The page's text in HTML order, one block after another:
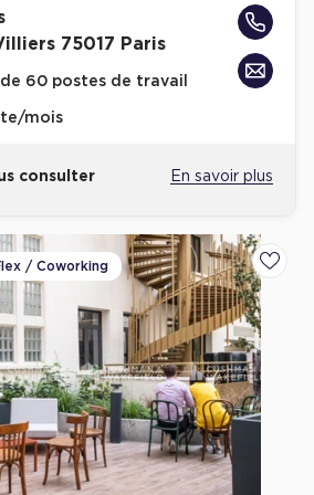
- Cordeliers (Lyon)
/ Activités
/ Activités à Aix-en-Provence
/ Activités à Saint-Priest
75017 Paris
60 postes de travail
mois
consulter En savoir plus
/ Coworking